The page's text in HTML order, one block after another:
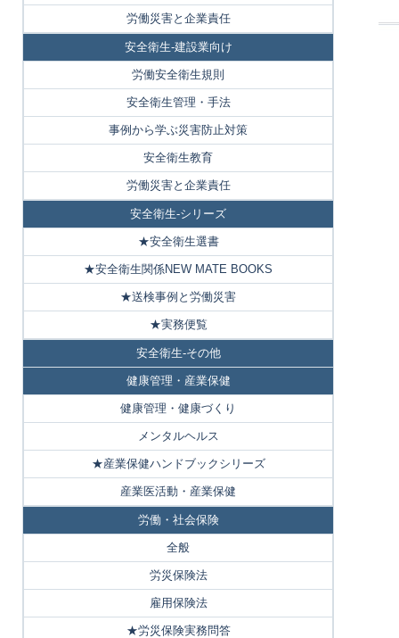
労働災害と企業責任
安全衛生-建設業向け
労働安全衛生規則
安全衛生管理・手法
事例から学ぶ災害防止対策
安全衛生教育
労働災害と企業責任
安全衛生-シリーズ
★安全衛生選書
★安全衛生関係NEW MATE BOOKS
★送検事例と労働災害
★実務便覧
安全衛生-その他
健康管理・産業保健
健康管理・健康づくり
メンタルヘルス
★産業保健ハンドブックシリーズ
産業医活動・産業保健
労働・社会保険
全般
労災保険法
雇用保険法
★労災保険実務問答